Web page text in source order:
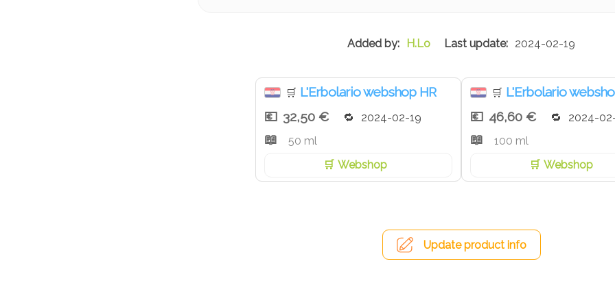
H.Lo 2024-02-19
🛒 L'Erbolario webshop HR
32,50 €
2024-02-19
50 ml
Webshop
🛒 L'Erbolario
46,60 €
2024-
100 ml
Webshop
Update product info